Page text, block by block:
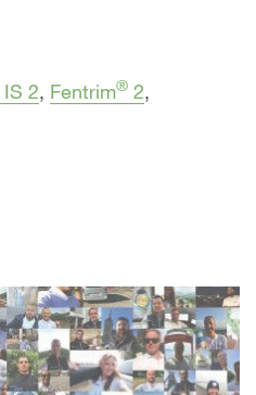
IS 2, Fentrim® 2,